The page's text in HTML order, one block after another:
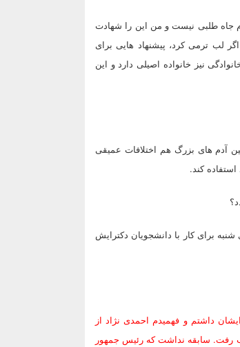
جاه طلبی نیست و من این را شهادت
لب ترمی کرد، پیشنهاد هایی برای
نیز خانواده اصیلی دارد و این
آدم های بزرگ هم اختلافات عمیقی
کند.
برگشت به دانشگاه علاقمند است چون در این 8 سال، روزهای شنبه برای کار با دانشجویان دکترایش
داشتم و فهمیدم احمدی نژاد از
رفت. سابقه نداشت که رئیس جمهور